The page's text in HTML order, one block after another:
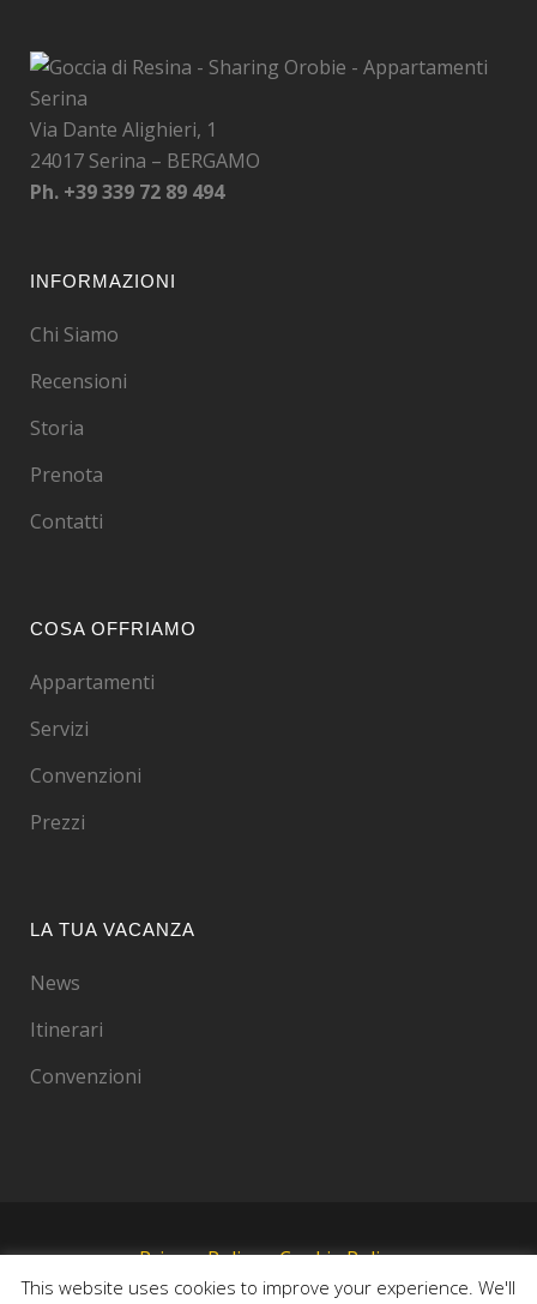
Via Dante Alighieri, 1
24017 Serina – BERGAMO
Ph. +39 339 72 89 494
INFORMAZIONI
Chi Siamo
Recensioni
Storia
Prenota
Contatti
COSA OFFRIAMO
Appartamenti
Servizi
Convenzioni
Prezzi
LA TUA VACANZA
News
Itinerari
Convenzioni
Privacy Policy–Cookie Policy
This website uses cookies to improve your experience. We'll